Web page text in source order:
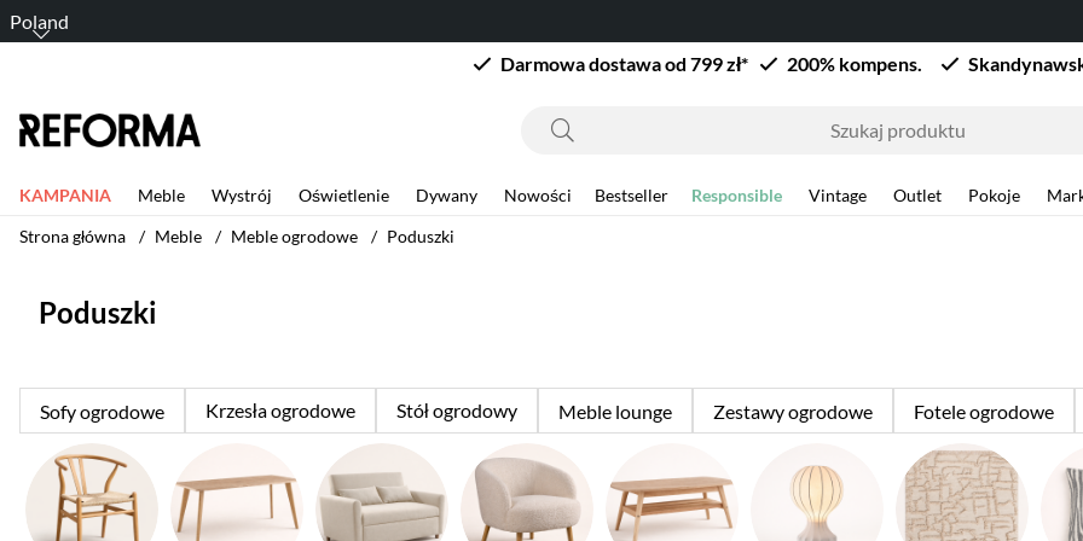
Poland
Darmowa dostawa od 799 zł*
200% kompens.
KAMPANIA Meble Wystrój Oświetlenie Dywany Nowości Bestseller Responsible Vintage Outlet Pokoje
Strona główna
Meble Meble ogrodowe Poduszki
Poduszki
Sofy ogrodowe Krzesła ogrodowe Stół ogrodowy Meble lounge Zestawy ogrodowe Fotele ogrodowe